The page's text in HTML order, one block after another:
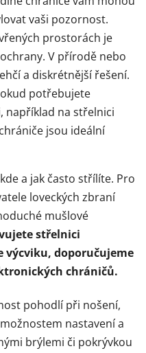
vaši pozornost.
prostorách je
V přírodě nebo
a diskrétnější řešení.
potřebujete
například na střelnici
jsou ideální
a jak často střílíte. Pro
loveckých zbraní
mušlové
střelnici
výcviku, doporučujeme
chráničů.
pohodlí při nošení,
nastavení a
brýlemi či pokrývkou